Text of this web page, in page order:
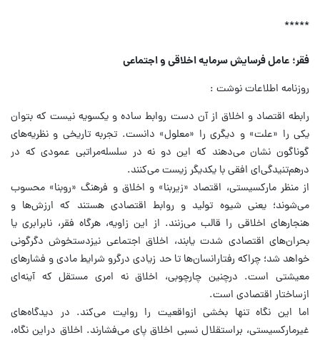
*****
فقر؛ عامل فرسایش سرمایه اخلاقی و اجتماعی
روزنامه اطلاعات نوشت :
رابطه اقتصاد و اخلاق از آن دست روابط ساده و یکسویه نیست که بتوان
یکی را «علت» و دیگری را «معلول» دانست. تجربه تاریخی و نظریه‌های
گوناگون نشان می‌دهند که این دو نه در سلسله‌مراتبی عمودی که در
درهم‌تنیدگی‌ای افقی با یکدیگر زیست می‌کنند.
از منظر مارکسیستی، اقتصاد «زیربنا» و اخلاق و فرهنگ «روبنا» محسوب
می‌شوند؛ یعنی شیوه تولید و روابط اقتصادی هستند که ارزش‌ها و
هنجارهای اخلاقی را قالب می‌زنند. از این زاویه، هرگاه فقر، نابرابری یا
بحران‌های اقتصادی شدت یابند، اخلاق اجتماعی نیزدستخوش دگرگونی
خواهد شد؛ چراکه رفتارانسان‌ها تا حد زیادی درگرو شرایط مادی و فشارهای
معیشتی است. درچنین چارچوبی، اخلاق نه امری مستقل که آینه‌ای
ازساختار اقتصادی است.
اما این نگاه تنها بخشی ازواقعیت را روایت می‌کند. در دیدگاه‌های
غیرمارکسیستی، براستقلال نسبی اخلاق پای می‌فشارند. اخلاق دراین نگاه،